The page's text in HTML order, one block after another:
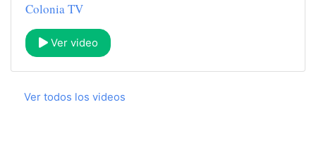
Colonia TV
Ver video
Ver todos los videos